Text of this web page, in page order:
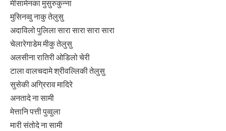
मीसामेनका मुसुरुकुन्ना
मुसिनव्वु नाकु तेलुसु
अदाविलो पुलिला सारा सारा सारा सारा
चेलारेगाडेम मीकु तेलुसु
अलसीना रातिरी ओडिलो चेरी
टाला वालचदामे श्रीवल्लिकी तेलुसु
सुसेकी अग्रिराव मादिरे
अनतादे ना सामी
मेत्तानि पत्ती पुव्वुला
मारी संतोदे ना सामी